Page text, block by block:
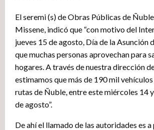
El seremi (s) de Obras Públicas de
Missene, indicó que “con motivo del
jueves 15 de agosto, Día de la Asunción
que muchas personas aprovechan para
hogares. A través de nuestra dirección
estimamos que más de 190 mil
rutas de Ñuble, entre este miércoles 14
de agosto”.
De ahí el llamado de las autoridades es